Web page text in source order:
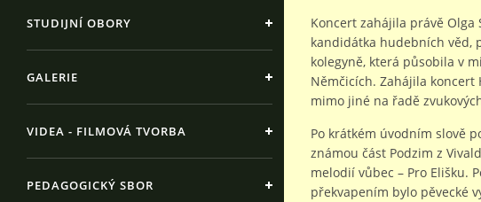
STUDIJNÍ OBORY
GALERIE
VIDEA - FILMOVÁ TVORBA
PEDAGOGICKÝ SBOR
Koncert zahájila právě Olga
kandidátka hudebních věd,
kolegyně, která působila v
Němčicích. Zahájila koncert
mimo jiné na řadě
Po krátkém úvodním slově
známou část Podzim z
melodií vůbec – Pro Elišku.
překvapením bylo pěvecké